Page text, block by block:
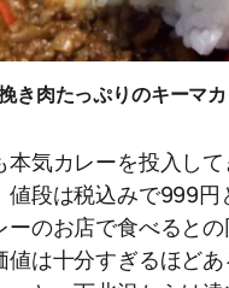
き肉たっぷりのキーマ
本気カレーを投入して
値段は税込みで999円
ーのお店で食べると
値は十分すぎるほど